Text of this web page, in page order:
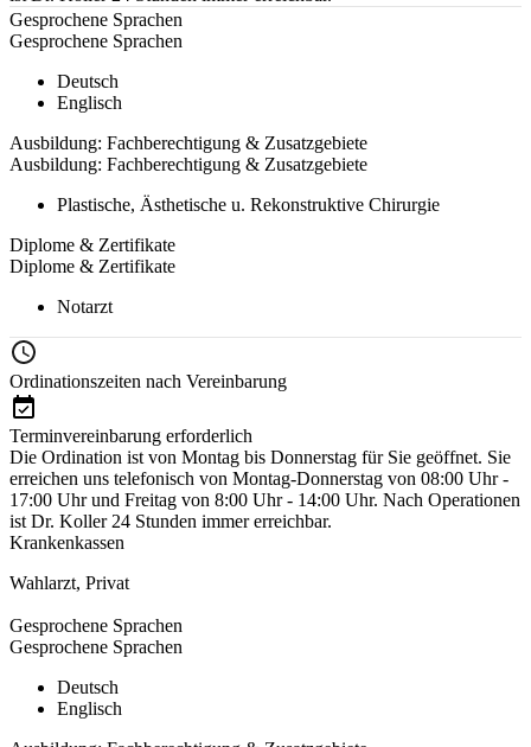
Gesprochene Sprachen
Gesprochene Sprachen
Deutsch
Englisch
Ausbildung: Fachberechtigung & Zusatzgebiete
Ausbildung: Fachberechtigung & Zusatzgebiete
Plastische, Ästhetische u. Rekonstruktive Chirurgie
Diplome & Zertifikate
Diplome & Zertifikate
Notarzt
Ordinationszeiten nach Vereinbarung
Terminvereinbarung erforderlich
Die Ordination ist von Montag bis Donnerstag für Sie geöffnet. Sie
erreichen uns telefonisch von Montag-Donnerstag von 08:00 Uhr -
17:00 Uhr und Freitag von 8:00 Uhr - 14:00 Uhr. Nach Operationen
ist Dr. Koller 24 Stunden immer erreichbar.
Krankenkassen
Wahlarzt, Privat
Gesprochene Sprachen
Gesprochene Sprachen
Deutsch
Englisch